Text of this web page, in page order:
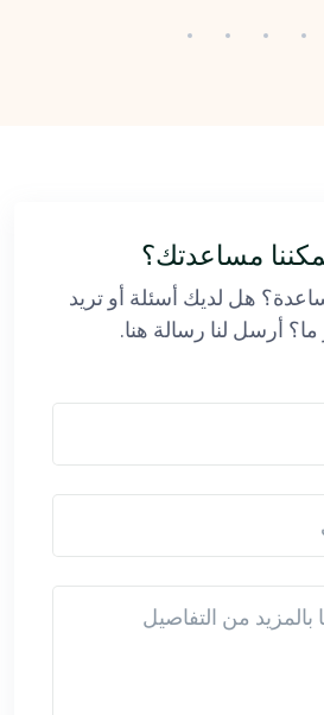
مساعدتك؟
هل لديك أسئلة أو تريد
ما؟ أرسل لنا رسالة هنا.